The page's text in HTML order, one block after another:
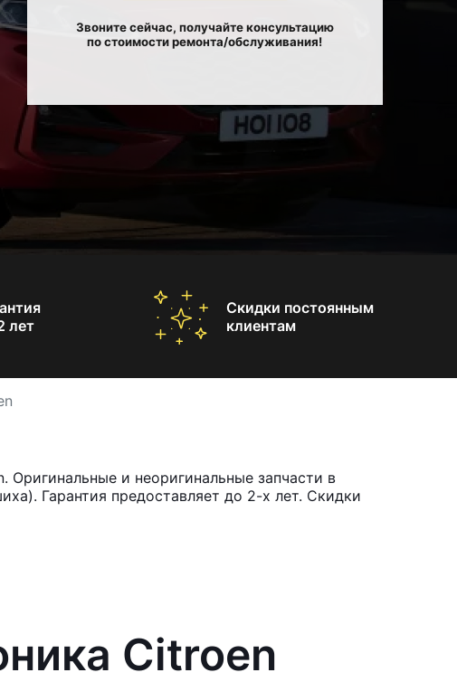
Звоните сейчас, получайте консультацию
по стоимости ремонта/обслуживания!
лет
Скидки постоянным
клиентам
Оригинальные и неоригинальные запчасти в
Гарантия предоставляет до 2-х лет. Скидки
Citroen